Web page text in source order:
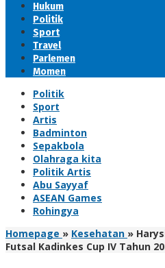
Hukum
Politik
Sport
Travel
Parlemen
Momen
Politik
Sport
Artis
Badminton
Sepakbola
Olahraga kita
Politik Artis
Abu Sayyaf
ASEAN Games
Rohingya
Homepage » Kesehatan »
Futsal Kadinkes Cup IV Tahun